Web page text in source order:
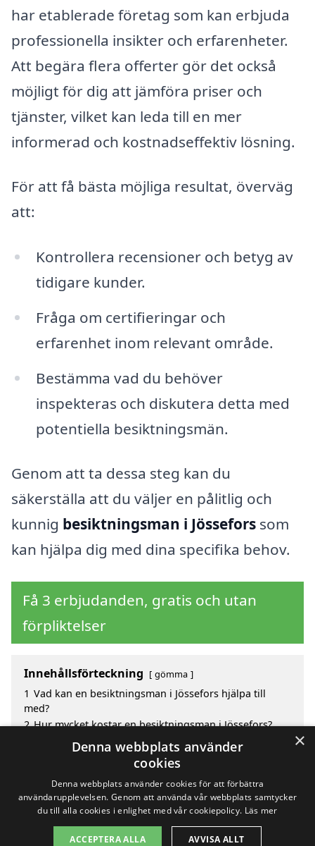
har etablerade företag som kan erbjuda
professionella insikter och erfarenheter.
Att begära flera offerter gör det också
möjligt för dig att jämföra priser och
tjänster, vilket kan leda till en mer
informerad och kostnadseffektiv lösning.
För att få bästa möjliga resultat, överväg
att:
Kontrollera recensioner och betyg av
tidigare kunder.
Fråga om certifieringar och
erfarenhet inom relevant område.
Bestämma vad du behöver
inspekteras och diskutera detta med
potentiella besiktningsmän.
Genom att ta dessa steg kan du
säkerställa att du väljer en pålitlig och
kunnig besiktningsman i Jössefors som
kan hjälpa dig med dina specifika behov.
Få 3 erbjudanden, gratis och utan
förpliktelser
Innehållsförteckning gömma
1 Vad kan en besiktningsman i Jössefors hjälpa till
med?
2 Hur mycket kostar en besiktningsman i Jössefors?
Fördelar med att välja besiktningsman i Jössefors
Sök efter en skicklig besiktningsman i de omgivande
Copyright 2026 - Pilanto Aps
×
Denna webbplats använder
cookies
Denna webbplats använder cookies för att förbättra
användarupplevelsen. Genom att använda vår webbplats samtycker
du till alla cookies i enlighet med vår cookiepolicy. Läs mer
ACCEPTERA ALLA AVVISA ALLT